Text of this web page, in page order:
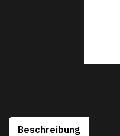
Beschreibung